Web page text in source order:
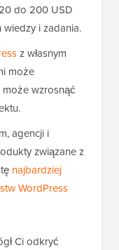
do 200 USD
i zadania.
z własnym
może
wzrosnąć
agencji i
związane z
najbardziej
WordPress
Ci odkryć